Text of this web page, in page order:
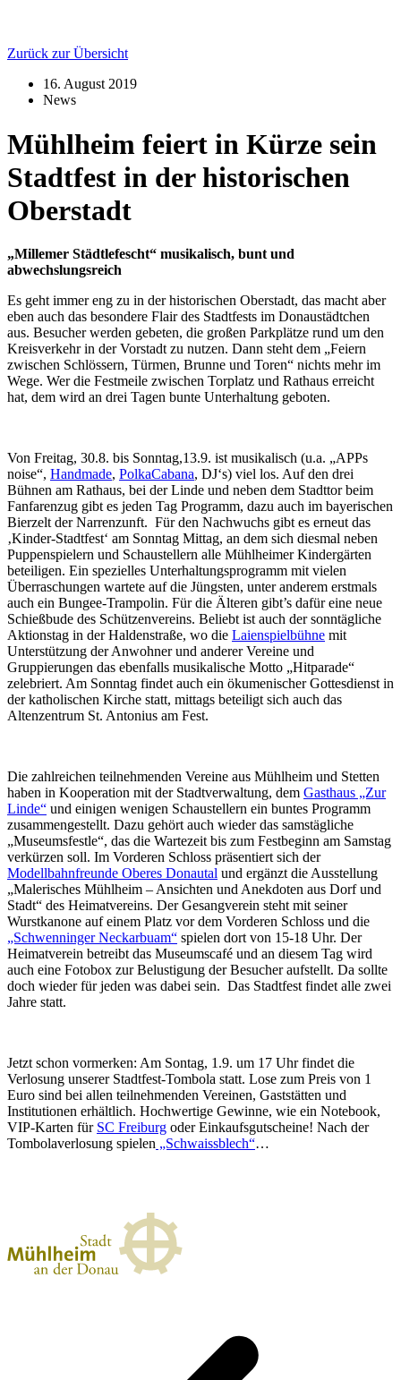
Zurück zur Übersicht
16. August 2019
News
Mühlheim feiert in Kürze sein
Stadtfest in der historischen
Oberstadt
„Millemer Städtlefescht“ musikalisch, bunt und
abwechslungsreich
Es geht immer eng zu in der historischen Oberstadt, das macht aber
eben auch das besondere Flair des Stadtfests im Donaustädtchen
aus. Besucher werden gebeten, die großen Parkplätze rund um den
Kreisverkehr in der Vorstadt zu nutzen. Dann steht dem „Feiern
zwischen Schlössern, Türmen, Brunne und Toren“ nichts mehr im
Wege. Wer die Festmeile zwischen Torplatz und Rathaus erreicht
hat, dem wird an drei Tagen bunte Unterhaltung geboten.
Von Freitag, 30.8. bis Sonntag,13.9. ist musikalisch (u.a. „APPs
noise“, Handmade, PolkaCabana, DJ‘s) viel los. Auf den drei
Bühnen am Rathaus, bei der Linde und neben dem Stadttor beim
Fanfarenzug gibt es jeden Tag Programm, dazu auch im bayerischen
Bierzelt der Narrenzunft. Für den Nachwuchs gibt es erneut das
‚Kinder-Stadtfest‘ am Sonntag Mittag, an dem sich diesmal neben
Puppenspielern und Schaustellern alle Mühlheimer Kindergärten
beteiligen. Ein spezielles Unterhaltungsprogramm mit vielen
Überraschungen wartete auf die Jüngsten, unter anderem erstmals
auch ein Bungee-Trampolin. Für die Älteren gibt’s dafür eine neue
Schießbude des Schützenvereins. Beliebt ist auch der sonntägliche
Aktionstag in der Haldenstraße, wo die Laienspielbühne mit
Unterstützung der Anwohner und anderer Vereine und
Gruppierungen das ebenfalls musikalische Motto „Hitparade“
zelebriert. Am Sonntag findet auch ein ökumenischer Gottesdienst in
der katholischen Kirche statt, mittags beteiligt sich auch das
Altenzentrum St. Antonius am Fest.
Die zahlreichen teilnehmenden Vereine aus Mühlheim und Stetten
haben in Kooperation mit der Stadtverwaltung, dem Gasthaus „Zur
Linde“ und einigen wenigen Schaustellern ein buntes Programm
zusammengestellt. Dazu gehört auch wieder das samstägliche
„Museumsfestle“, das die Wartezeit bis zum Festbeginn am Samstag
verkürzen soll. Im Vorderen Schloss präsentiert sich der
Modellbahnfreunde Oberes Donautal und ergänzt die Ausstellung
„Malerisches Mühlheim – Ansichten und Anekdoten aus Dorf und
Stadt“ des Heimatvereins. Der Gesangverein steht mit seiner
Wurstkanone auf einem Platz vor dem Vorderen Schloss und die
„Schwenninger Neckarbuam“ spielen dort von 15-18 Uhr. Der
Heimatverein betreibt das Museumscafé und an diesem Tag wird
auch eine Fotobox zur Belustigung der Besucher aufstellt. Da sollte
doch wieder für jeden was dabei sein. Das Stadtfest findet alle zwei
Jahre statt.
Jetzt schon vormerken: Am Sontag, 1.9. um 17 Uhr findet die
Verlosung unserer Stadtfest-Tombola statt. Lose zum Preis von 1
Euro sind bei allen teilnehmenden Vereinen, Gaststätten und
Institutionen erhältlich. Hochwertige Gewinne, wie ein Notebook,
VIP-Karten für SC Freiburg oder Einkaufsgutscheine! Nach der
Tombolaverlosung spielen „Schwaissblech“…